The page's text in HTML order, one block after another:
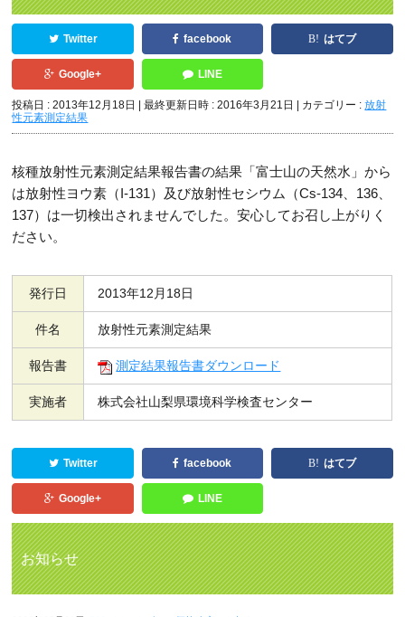
Twitter facebook はてブ
Google+ LINE
投稿日 : 2013年12月18日 最終更新日時 : 2016年3月21日 カテゴリー :放射
性元素測定結果
核種放射性元素測定結果報告書の結果「富士山の天然水」から
は放射性ヨウ素（I-131）及び放射性セシウム（Cs-134、136、
137）は一切検出されませんでした。安心してお召し上がりく
ださい。
発行日 2013年12月18日
件名 放射性元素測定結果
報告書 測定結果報告書ダウンロード
実施者 株式会社山梨県環境科学検査センター
Twitter facebook はてブ
Google+ LINE
お知らせ